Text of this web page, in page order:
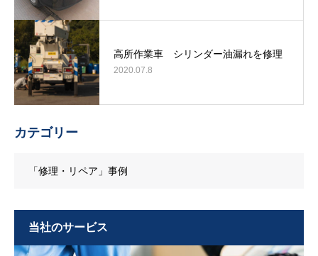
高所作業車 シリンダー油漏れを修理
2020.07.8
カテゴリー
「修理・リペア」事例
当社のサービス